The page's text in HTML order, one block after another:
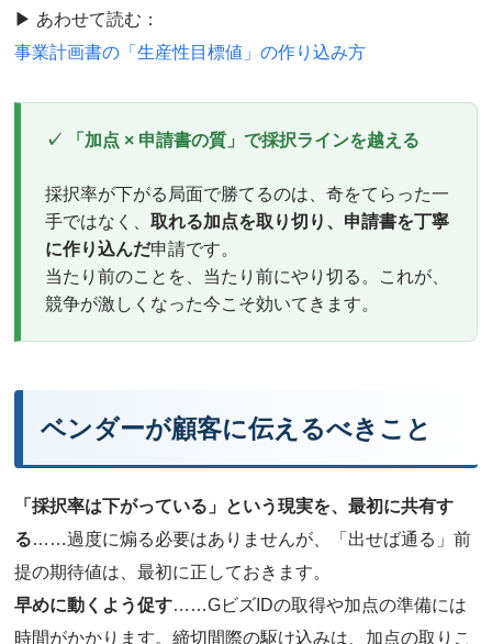
▶ あわせて読む：
事業計画書の「生産性目標値」の作り込み方
✓ 「加点 × 申請書の質」で採択ラインを越える
採択率が下がる局面で勝てるのは、奇をてらった一
手ではなく、取れる加点を取り切り、申請書を丁寧
に作り込んだ申請です。
当たり前のことを、当たり前にやり切る。これが、
競争が激しくなった今こそ効いてきます。
ベンダーが顧客に伝えるべきこと
「採択率は下がっている」という現実を、最初に共有す
る……過度に煽る必要はありませんが、「出せば通る」前
提の期待値は、最初に正しておきます。
早めに動くよう促す……GビズIDの取得や加点の準備には
時間がかかります。締切間際の駆け込みは、加点の取りこ